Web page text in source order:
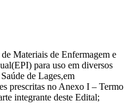
Materiais de Enfermagem e
para uso em diversos
de Lages,em
prescritas no Anexo I – Termo
integrante deste Edital;